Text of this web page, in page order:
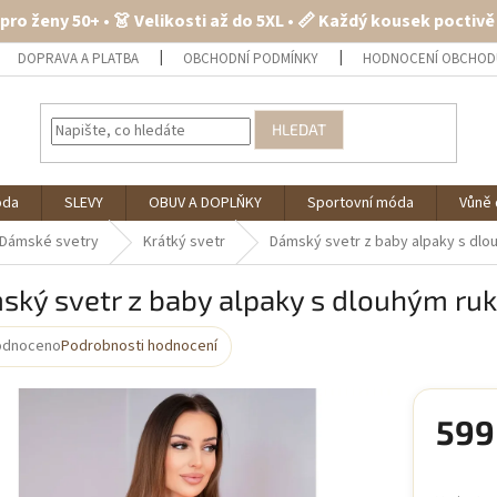
ženy 50+ • 👗 Velikosti až do 5XL • 📏 Každý kousek
DOPRAVA A PLATBA OBCHODNÍ PODMÍNKY HODNOCENÍ
HLEDAT
SLEVY OBUV A DOPLŇKY Sportovní móda
Dámské svetry Krátký svetr Dámský svetr z baby alpaky s
svetr z baby alpaky s dlouhým
Podrobnosti hodnocení